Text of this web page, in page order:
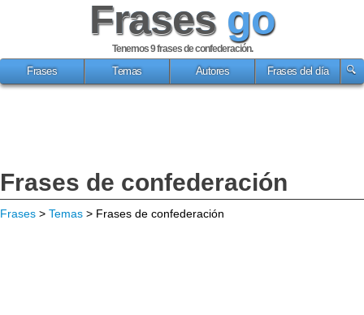
Frases go
Tenemos 9frases de confederación.
Frases
Temas Autores Frases del día
Frases de confederación
Frases > Temas > Frases de confederación